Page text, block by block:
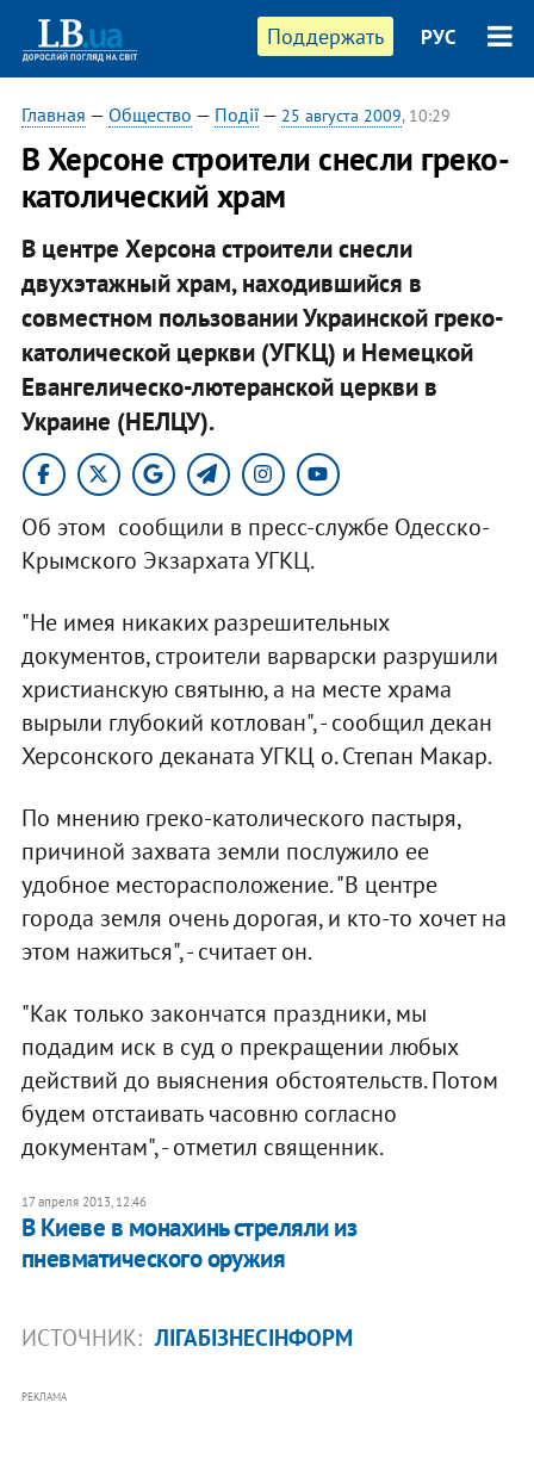
Поддержать РУС
Главная — Общество — Події— 25 августа 2009, 10:29
В Херсоне строители снесли греко-
католический храм
В центре Херсона строители снесли
двухэтажный храм, находившийся в
совместном пользовании Украинской греко-
католической церкви (УГКЦ) и Немецкой
Евангелическо-лютеранской церкви в
Украине (НЕЛЦУ).
Об этом сообщили в пресс-службе Одесско-
Крымского Экзархата УГКЦ.
"Не имея никаких разрешительных
документов, строители варварски разрушили
христианскую святыню, а на месте храма
вырыли глубокий котлован", - сообщил декан
Херсонского деканата УГКЦ о. Степан Макар.
По мнению греко-католического пастыря,
причиной захвата земли послужило ее
удобное месторасположение. "В центре
города земля очень дорогая, и кто-то хочет на
этом нажиться", - считает он.
"Как только закончатся праздники, мы
подадим иск в суд о прекращении любых
действий до выяснения обстоятельств. Потом
будем отстаивать часовню согласно
документам", - отметил священник.
17 апреля 2013, 12:46
В Киеве в монахинь стреляли из
пневматического оружия
ИСТОЧНИК: ЛІГАБІЗНЕСІНФОРМ
РЕКЛАМА